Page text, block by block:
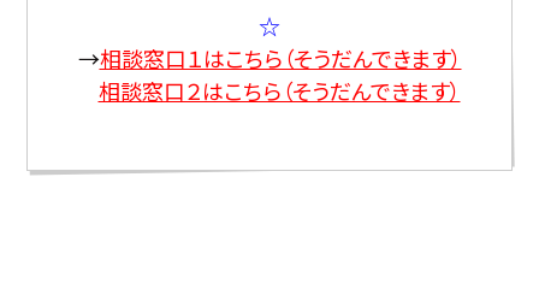
☆
→相談窓口１はこちら（そうだんできます）
相談窓口２はこちら（そうだんできます）